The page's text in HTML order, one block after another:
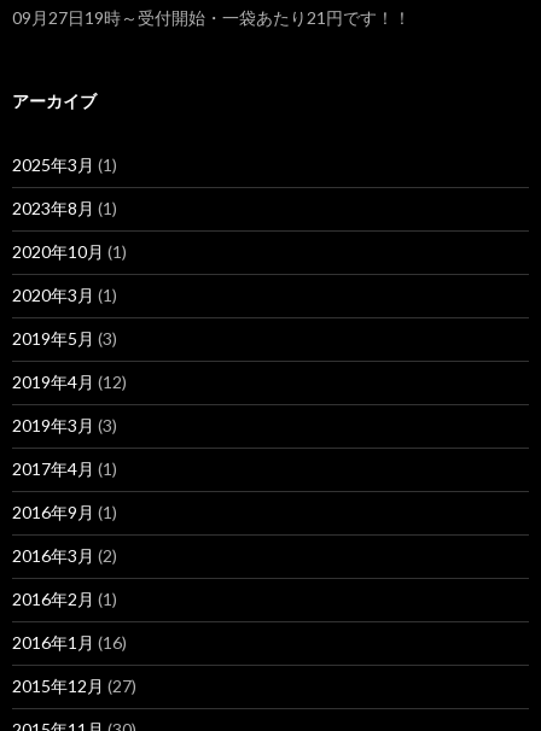
09月27日19時～受付開始・一袋あたり21円です！！
アーカイブ
2025年3月 (1)
2023年8月 (1)
2020年10月 (1)
2020年3月 (1)
2019年5月 (3)
2019年4月 (12)
2019年3月 (3)
2017年4月 (1)
2016年9月 (1)
2016年3月 (2)
2016年2月 (1)
2016年1月 (16)
2015年12月 (27)